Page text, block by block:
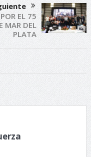
EL 75
MAR DEL
PLATA